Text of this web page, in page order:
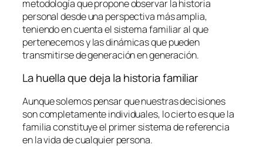
metodología que propone observar la historia
personal desde una perspectiva más amplia,
teniendo en cuenta el sistema familiar al que
pertenecemos y las dinámicas que pueden
transmitirse de generación en generación.
La huella que deja la historia familiar
Aunque solemos pensar que nuestras decisiones
son completamente individuales, lo cierto es que la
familia constituye el primer sistema de referencia
en la vida de cualquier persona.